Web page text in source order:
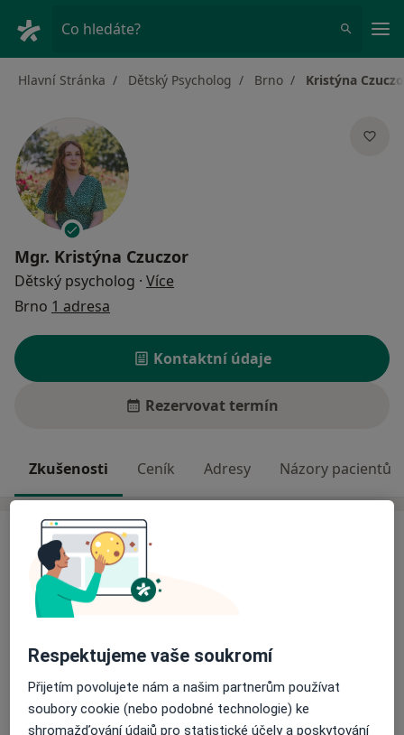
Co hledáte?
Hlavní Stránka Dětský Psycholog Brno Kristýna
Mgr. Kristýna Czuczor
Dětský psycholog · Více
Brno 1 adresa
Kontaktní údaje
Rezervovat termín
Zkušenosti Ceník Adresy Názory pacientů
Zkušenosti
Nabízím férové, empatické a přijímající prostředí, kde
nechybí profesionální přístup. Je pro mě důležité tvořit
takové prostředí, abyste se mnou mohli mluvit
Při terapiích s dětmi i dospělými jsem autentická a
sama nevěřím.
VíceO mně
Respektujeme vaše soukromí
Přijetím povolujete nám a našim partnerům používat
soubory cookie (nebo podobné technologie) ke
shromažďování údajů pro statistické účely a poskytování